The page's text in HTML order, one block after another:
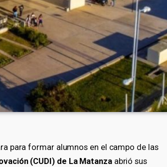
para formar alumnos en el campo de las
(CUDI) de La Matanzaabrió sus